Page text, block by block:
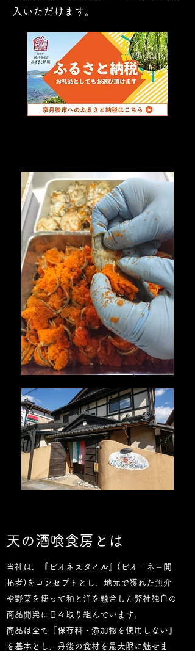
入いただけます。
​天の酒喰食房とは
当社は、『ピオネスタイル』(ピオーネ＝開
拓者)をコンセプトとし、地元で獲れた魚介
や野菜を使って和と洋を融合した弊社独自の
商品開発に日々取り組んでいます。
商品は全て『保存料・添加物を使用しない』
を基本とし、丹後の食材を最大限に魅せま